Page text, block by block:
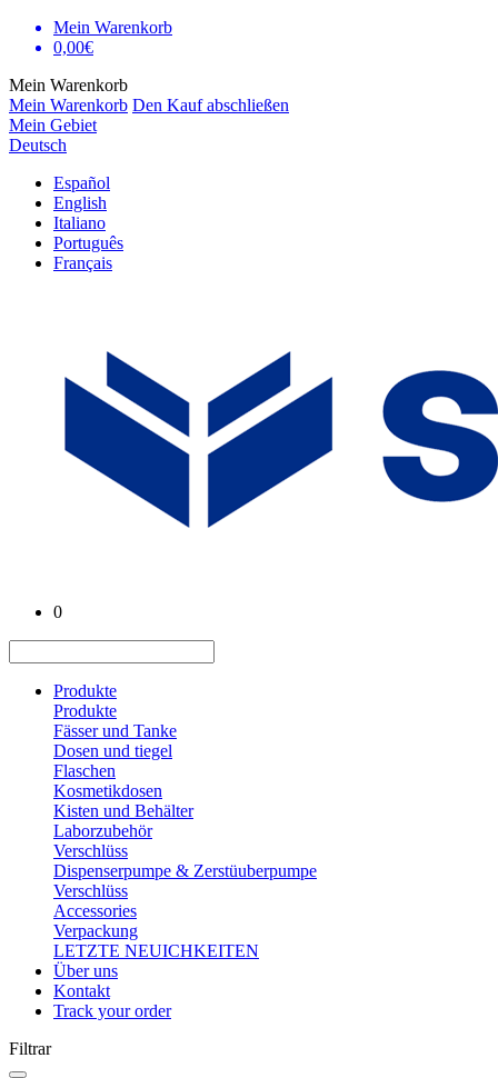
Mein Warenkorb
0,00€
Mein Warenkorb
Mein Warenkorb Den Kauf abschließen
Mein Gebiet
Deutsch
Español
English
Italiano
Português
Français
0
Produkte
Produkte
Fässer und Tanke
Dosen und tiegel
Flaschen
Kosmetikdosen
Kisten und Behälter
Laborzubehör
Verschlüss
Dispenserpumpe & Zerstüuberpumpe
Verschlüss
Accessories
Verpackung
LETZTE NEUICHKEITEN
Über uns
Kontakt
Track your order
Filtrar